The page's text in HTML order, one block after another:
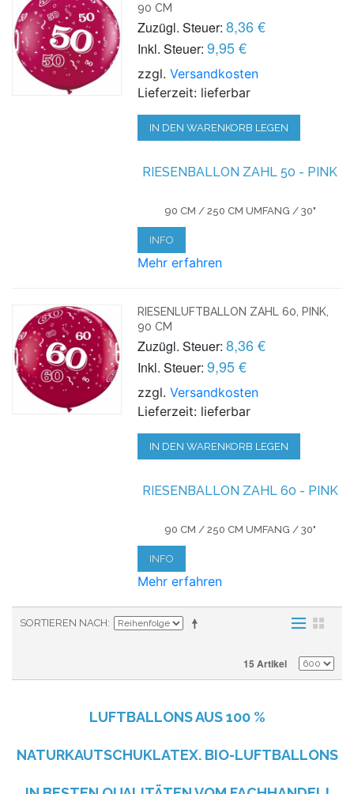
90 CM
Zuzügl. Steuer: 8,36 €
Inkl. Steuer: 9,95 €
zzgl.Versandkosten
Lieferzeit: lieferbar
IN DEN WARENKORB LEGEN
RIESENBALLON ZAHL 50 - PINK
90 CM / 250 CM UMFANG / 30"
INFO
Mehr erfahren
RIESENLUFTBALLON ZAHL 60, PINK,
90 CM
Zuzügl. Steuer: 8,36 €
Inkl. Steuer: 9,95 €
zzgl.Versandkosten
Lieferzeit: lieferbar
IN DEN WARENKORB LEGEN
RIESENBALLON ZAHL 60 - PINK
90 CM / 250 CM UMFANG / 30"
INFO
Mehr erfahren
SORTIEREN NACH
15 Artikel
LUFTBALLONS AUS100 %
NATURKAUTSCHUKLATEX. BIO-LUFTBALLONS